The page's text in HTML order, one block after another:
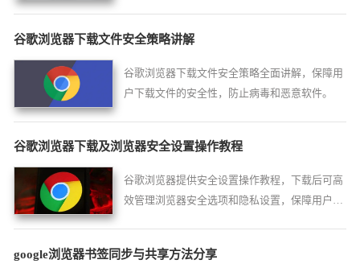
谷歌浏览器下载文件安全策略讲解
谷歌浏览器下载文件安全策略全面讲解，保障用
户下载文件的安全性，防止病毒和恶意软件。
谷歌浏览器下载及浏览器安全设置操作教程
谷歌浏览器提供安全设置操作教程，下载后可高
效管理浏览器安全选项和隐私设置，保障用户数
google浏览器书签同步与共享方法分享